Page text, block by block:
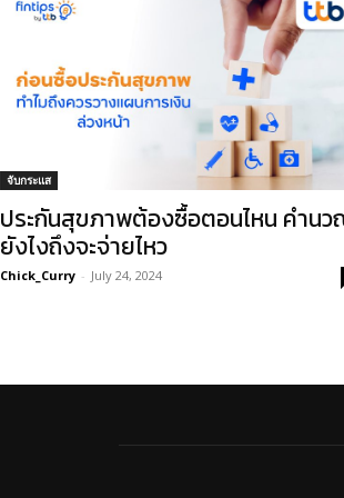
จับกระแส
ประกันสุขภาพต้องซื้อตอนไหน คำน
ยังไงถึงจะจ่ายไหว
Chick_Curry - July 24, 2024